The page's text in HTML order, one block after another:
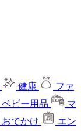
健康
ファ
ベビー用品
マ
おでかけ
エン